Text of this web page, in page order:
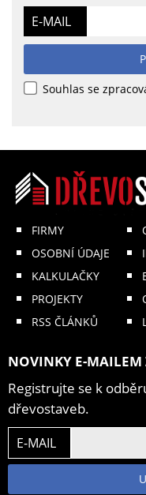
E-MAIL
Souhlas se
FIRMY
OSOBNÍ ÚDAJE
KALKULAČKY
PROJEKTY
RSS ČLÁNKŮ
NOVINKY E-MAILEM
Registrujte se k
dřevostaveb.
E-MAIL